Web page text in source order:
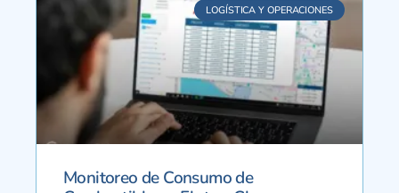
LOGÍSTICA Y OPERACIONES
Monitoreo de Consumo de